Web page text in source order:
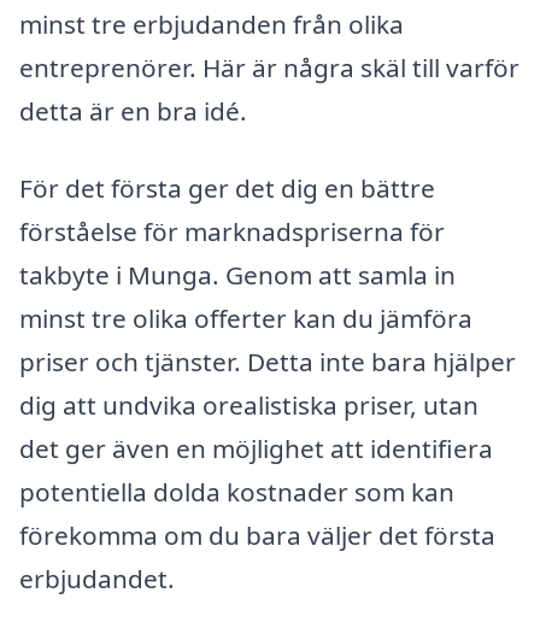
minst tre erbjudanden från olika
entreprenörer. Här är några skäl till varför
detta är en bra idé.
För det första ger det dig en bättre
förståelse för marknadspriserna för
takbyte i Munga. Genom att samla in
minst tre olika offerter kan du jämföra
priser och tjänster. Detta inte bara hjälper
dig att undvika orealistiska priser, utan
det ger även en möjlighet att identifiera
potentiella dolda kostnader som kan
förekomma om du bara väljer det första
erbjudandet.